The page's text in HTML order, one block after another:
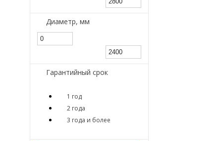
Диаметр, мм
Гарантийный срок
1 год
2 года
3 года и более